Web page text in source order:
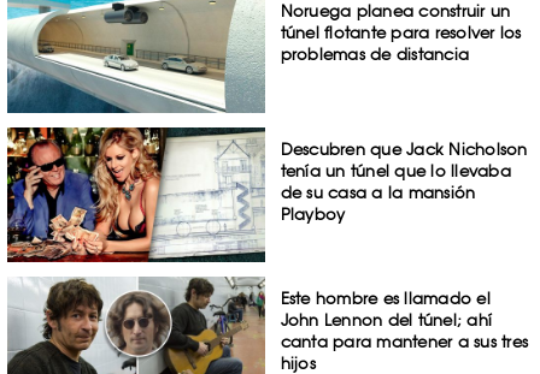
Noruega planea construir un
túnel flotante para resolver los
problemas de distancia
Descubren que Jack Nicholson
tenía un túnel que lo llevaba
de su casa a la mansión
Playboy
Este hombre es llamado el
John Lennon del túnel; ahí
canta para mantener a sus tres
hijos